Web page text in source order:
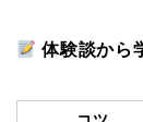
体験談から